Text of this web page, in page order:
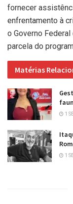
fornecer
enfrentamento à
o Governo
parcela do
Matérias
1
1